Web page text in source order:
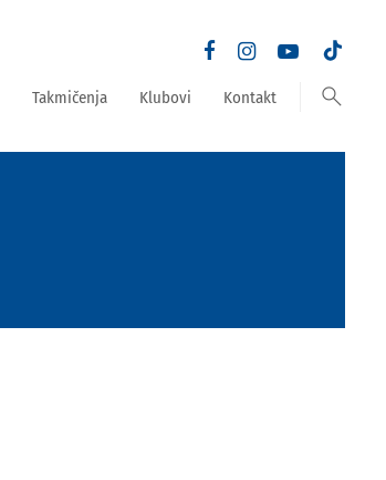
Takmičenja Klubovi Kontakt search